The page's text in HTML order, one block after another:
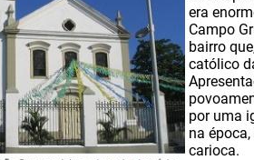
era
Campo
bairro
católico
por uma
na
carioca.